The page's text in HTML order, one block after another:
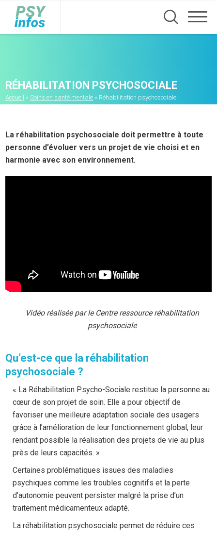
RÉHABILITATION PSYCHOSOCIALE
Fil
d'Ariane
Accueil Soins en santé mentale Réhabilitation psychosociale
La réhabilitation psychosociale doit permettre à toute
personne d’évoluer vers un projet de vie choisi et en
harmonie avec son environnement.
Vidéo réalisée par le Centre ressource réhabilitation
psychosociale
Qu’est-ce que la réhabilitation
psychosociale ?
« La Réhabilitation Psycho-Sociale restitue la personne au
cœur de son projet de soin. Elle a pour objectif de
favoriser une meilleure adaptation sociale des usagers
grâce à l’amélioration de leur fonctionnement global, leur
rendant possible la réalisation des projets de vie au plus
près de leurs capacités. »
Certaines problématiques issues des maladies
psychiques comme les troubles cognitifs et la perte
d’autonomie peuvent persister malgré la prise d’un
traitement médicamenteux adapté.
La réhabilitation psychosociale permet de réduire ces